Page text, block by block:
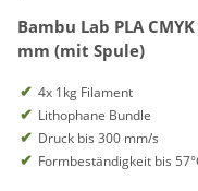
Bambu Lab PLA
mm (mit Spule)
4x 1kg Filament
Lithophane Bundle
Druck bis 300 mm/s
Formbeständigkeit bis